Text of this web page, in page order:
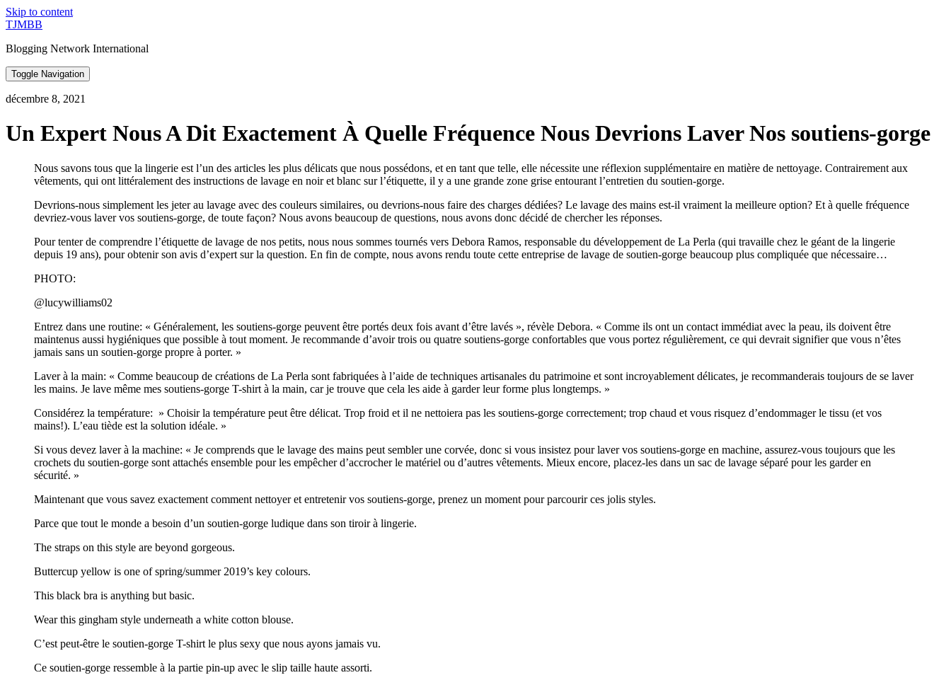
Skip to content
TJMBB
Blogging Network International
Toggle Navigation
décembre 8, 2021
Un Expert Nous A Dit Exactement À Quelle Fréquence Nous Devrions Laver Nos soutiens-gorge
Nous savons tous que la lingerie est l’un des articles les plus délicats que nous possédons, et en tant que telle, elle nécessite une réflexion supplémentaire en matière de nettoyage. Contrairement aux
vêtements, qui ont littéralement des instructions de lavage en noir et blanc sur l’étiquette, il y a une grande zone grise entourant l’entretien du soutien-gorge.
Devrions-nous simplement les jeter au lavage avec des couleurs similaires, ou devrions-nous faire des charges dédiées? Le lavage des mains est-il vraiment la meilleure option? Et à quelle fréquence
devriez-vous laver vos soutiens-gorge, de toute façon? Nous avons beaucoup de questions, nous avons donc décidé de chercher les réponses.
Pour tenter de comprendre l’étiquette de lavage de nos petits, nous nous sommes tournés vers Debora Ramos, responsable du développement de La Perla (qui travaille chez le géant de la lingerie
depuis 19 ans), pour obtenir son avis d’expert sur la question. En fin de compte, nous avons rendu toute cette entreprise de lavage de soutien-gorge beaucoup plus compliquée que nécessaire…
PHOTO:
@lucywilliams02
Entrez dans une routine: « Généralement, les soutiens-gorge peuvent être portés deux fois avant d’être lavés », révèle Debora. « Comme ils ont un contact immédiat avec la peau, ils doivent être
maintenus aussi hygiéniques que possible à tout moment. Je recommande d’avoir trois ou quatre soutiens-gorge confortables que vous portez régulièrement, ce qui devrait signifier que vous n’êtes
jamais sans un soutien-gorge propre à porter. »
Laver à la main: « Comme beaucoup de créations de La Perla sont fabriquées à l’aide de techniques artisanales du patrimoine et sont incroyablement délicates, je recommanderais toujours de se laver
les mains. Je lave même mes soutiens-gorge T-shirt à la main, car je trouve que cela les aide à garder leur forme plus longtemps. »
Considérez la température: » Choisir la température peut être délicat. Trop froid et il ne nettoiera pas les soutiens-gorge correctement; trop chaud et vous risquez d’endommager le tissu (et vos
mains!). L’eau tiède est la solution idéale. »
Si vous devez laver à la machine: « Je comprends que le lavage des mains peut sembler une corvée, donc si vous insistez pour laver vos soutiens-gorge en machine, assurez-vous toujours que les
crochets du soutien-gorge sont attachés ensemble pour les empêcher d’accrocher le matériel ou d’autres vêtements. Mieux encore, placez-les dans un sac de lavage séparé pour les garder en
sécurité. »
Maintenant que vous savez exactement comment nettoyer et entretenir vos soutiens-gorge, prenez un moment pour parcourir ces jolis styles.
Parce que tout le monde a besoin d’un soutien-gorge ludique dans son tiroir à lingerie.
The straps on this style are beyond gorgeous.
Buttercup yellow is one of spring/summer 2019’s key colours.
This black bra is anything but basic.
Wear this gingham style underneath a white cotton blouse.
C’est peut-être le soutien-gorge T-shirt le plus sexy que nous ayons jamais vu.
Ce soutien-gorge ressemble à la partie pin-up avec le slip taille haute assorti.